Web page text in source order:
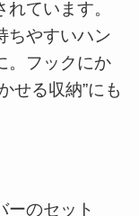
ています。
ちやすいハン
。フックにか
せる収納”にも
ーのセット